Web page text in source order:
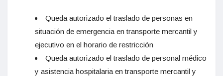
Queda autorizado el traslado de personas en
situación de emergencia en transporte mercantil y
ejecutivo en el horario de restricción
Queda autorizado el traslado de personal médico
y asistencia hospitalaria en transporte mercantil y